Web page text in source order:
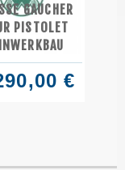
GAUCHER
PISTOLET
€